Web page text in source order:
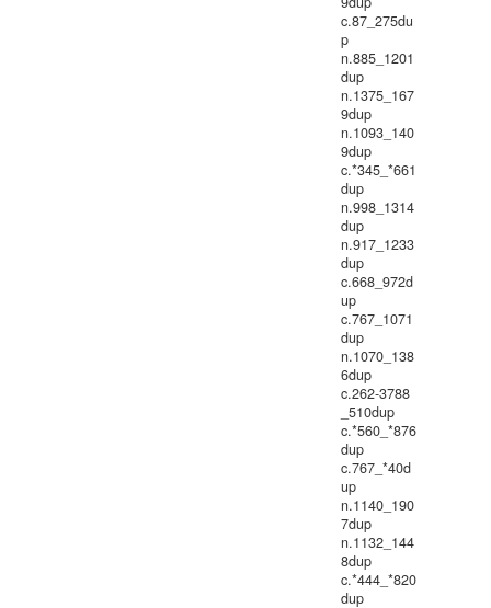
c.87_275du
p
n.885_1201
dup
n.1375_167
9dup
n.1093_140
9dup
c.*345_*661
dup
n.998_1314
dup
n.917_1233
dup
c.668_972d
up
c.767_1071
dup
n.1070_138
6dup
c.262-3788
_510dup
c.*560_*876
dup
c.767_*40d
up
n.1140_190
7dup
n.1132_144
8dup
c.*444_*820
dup